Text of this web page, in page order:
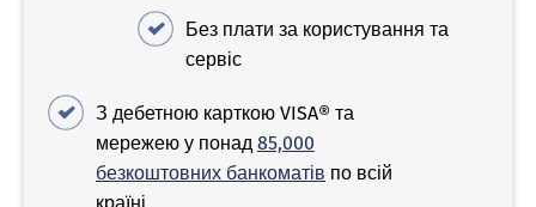
Без плати за користування та
сервіс
З дебетною карткою VISA® та
мережею у понад 85,000
безкоштовних банкоматів по всій